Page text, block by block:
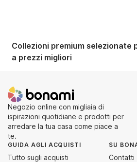
Collezioni premium selezionate
a prezzi migliori
Negozio online con migliaia di
ispirazioni quotidiane e prodotti per
arredare la tua casa come piace a
te.
GUIDA AGLI ACQUISTI
Tutto sugli acquisti
SU
Contatti